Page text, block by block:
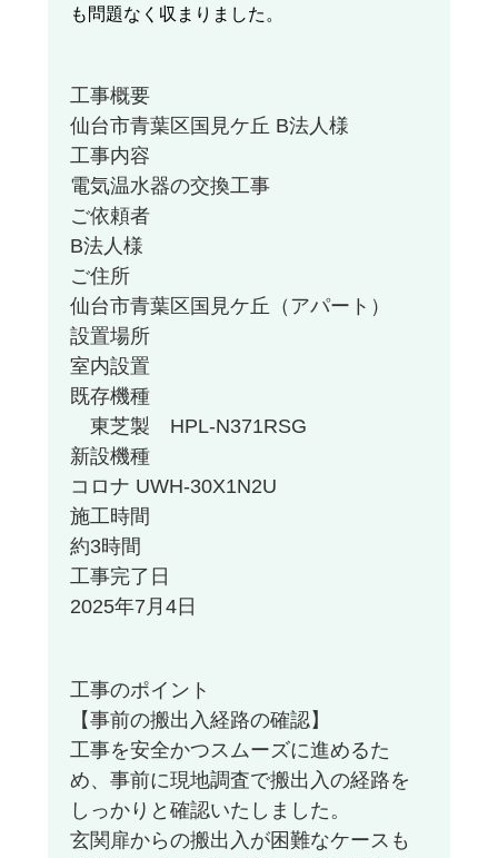
も問題なく収まりました。
工事概要
仙台市青葉区国見ケ丘 B法人様
工事内容
電気温水器の交換工事
ご依頼者
B法人様
ご住所
仙台市青葉区国見ケ丘（アパート）
設置場所
室内設置
既存機種
東芝製 HPL-N371RSG
新設機種
コロナ UWH-30X1N2U
施工時間
約3時間
工事完了日
2025年7月4日
工事のポイント
【事前の搬出入経路の確認】
工事を安全かつスムーズに進めるた
め、事前に現地調査で搬出入の経路を
しっかりと確認いたしました。
玄関扉からの搬出入が困難なケースも